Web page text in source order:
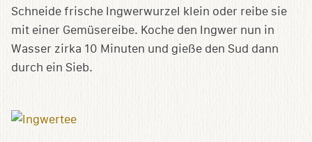
Schneide frische Ingwerwurzel klein oder reibe sie
mit einer Gemüsereibe. Koche den Ingwer nun in
Wasser zirka 10 Minuten und gieße den Sud dann
durch ein Sieb.